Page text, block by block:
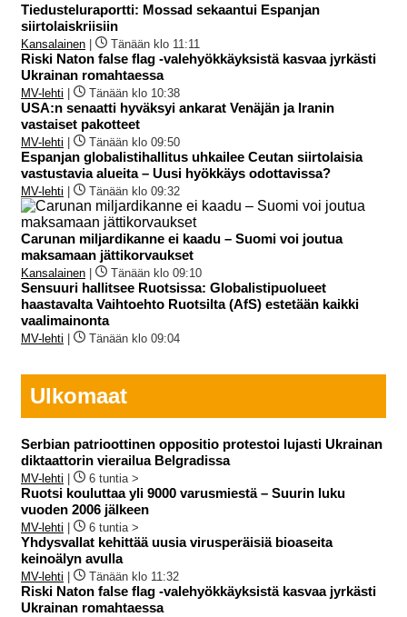
Tiedusteluraportti: Mossad sekaantui Espanjan
siirtolaiskriisiin
Kansalainen Tänään klo 11:11
Riski Naton false flag -valehyökkäyksistä kasvaa jyrkästi
Ukrainan romahtaessa
MV-lehti Tänään klo 10:38
USA:n senaatti hyväksyi ankarat Venäjän ja Iranin
vastaiset pakotteet
MV-lehti Tänään klo 09:50
Espanjan globalistihallitus uhkailee Ceutan siirtolaisia
vastustavia alueita – Uusi hyökkäys odottavissa?
MV-lehti Tänään klo 09:32
Carunan miljardikanne ei kaadu – Suomi voi joutua
maksamaan jättikorvaukset
Kansalainen Tänään klo 09:10
Sensuuri hallitsee Ruotsissa: Globalistipuolueet
haastavalta Vaihtoehto Ruotsilta (AfS) estetään kaikki
vaalimainonta
MV-lehti Tänään klo 09:04
Ulkomaat
Serbian patrioottinen oppositio protestoi lujasti Ukrainan
diktaattorin vierailua Belgradissa
MV-lehti 6 tuntia >
Ruotsi kouluttaa yli 9000 varusmiestä – Suurin luku
vuoden 2006 jälkeen
MV-lehti 6 tuntia >
Yhdysvallat kehittää uusia virusperäisiä bioaseita
keinoälyn avulla
MV-lehti Tänään klo 11:32
Riski Naton false flag -valehyökkäyksistä kasvaa jyrkästi
Ukrainan romahtaessa